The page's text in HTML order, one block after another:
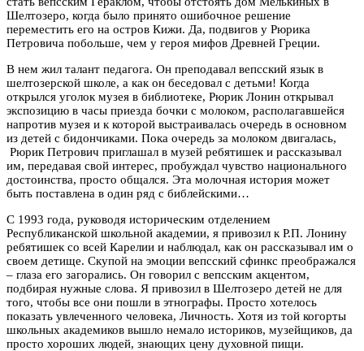
Шелтозеро, когда было принято ошибочное решение
переместить его на остров Кижи. Да, подвигов у Рюрика
Петровича побольше, чем у героя мифов Древней Греции.
В нем жил талант педагога. Он преподавал вепсский язык в
шелтозерской школе, а как он беседовал с детьми! Когда
открылся уголок музея в библиотеке, Рюрик Лонин открывал
экспозицию в часы приезда бочки с молоком, располагавшейся
напротив музея и к которой выстраивалась очередь в основном
из детей с бидончиками. Пока очередь за молоком двигалась,
Рюрик Петрович приглашал в музей ребятишек и рассказывал
им, передавая свой интерес, пробуждал чувство национального
достоинства, просто общался. Эта молочная история может
быть поставлена в один ряд с библейскими…
С 1993 года, руководя историческим отделением
Республиканской школьной академии, я привозил к Р.П. Лонину
ребятишек со всей Карелии и наблюдал, как он рассказывал им о
своем детище. Скупой на эмоции вепсский сфинкс преображался
– глаза его загорались. Он говорил с вепсским акцентом,
подбирая нужные слова. Я привозил в Шелтозеро детей не для
того, чтобы все они пошли в этнографы. Просто хотелось
показать увлеченного человека, Личность. Хотя из той когорты
школьных академиков вышло немало историков, музейщиков, да
просто хороших людей, знающих цену духовной пищи.